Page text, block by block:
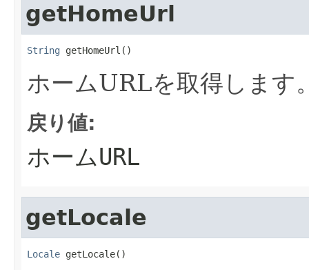
getHomeUrl
String getHomeUrl()
ホームURLを取得します
戻り値:
ホームURL
getLocale
Locale getLocale()